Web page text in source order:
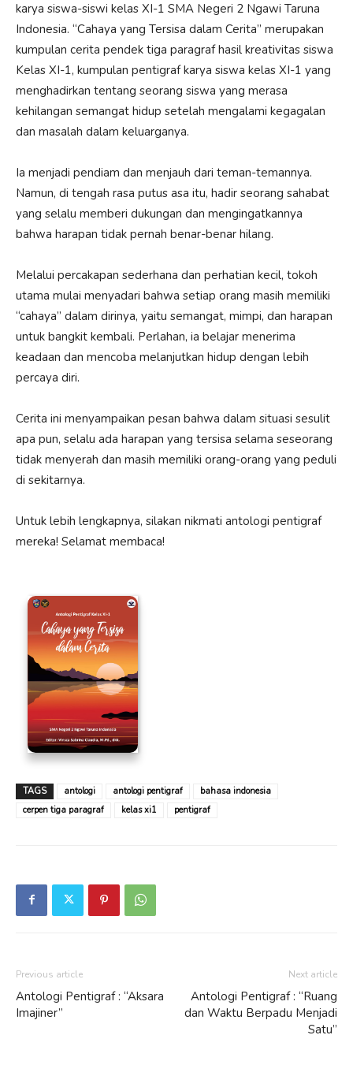
karya siswa-siswi kelas XI-1 SMA Negeri 2 Ngawi Taruna
Indonesia. “Cahaya yang Tersisa dalam Cerita” merupakan
kumpulan cerita pendek tiga paragraf hasil kreativitas siswa
Kelas XI-1, kumpulan pentigraf karya siswa kelas XI-1 yang
menghadirkan tentang seorang siswa yang merasa
kehilangan semangat hidup setelah mengalami kegagalan
dan masalah dalam keluarganya.
Ia menjadi pendiam dan menjauh dari teman-temannya.
Namun, di tengah rasa putus asa itu, hadir seorang sahabat
yang selalu memberi dukungan dan mengingatkannya
bahwa harapan tidak pernah benar-benar hilang.
Melalui percakapan sederhana dan perhatian kecil, tokoh
utama mulai menyadari bahwa setiap orang masih memiliki
“cahaya” dalam dirinya, yaitu semangat, mimpi, dan harapan
untuk bangkit kembali. Perlahan, ia belajar menerima
keadaan dan mencoba melanjutkan hidup dengan lebih
percaya diri.
Cerita ini menyampaikan pesan bahwa dalam situasi sesulit
apa pun, selalu ada harapan yang tersisa selama seseorang
tidak menyerah dan masih memiliki orang-orang yang peduli
di sekitarnya.
Untuk lebih lengkapnya, silakan nikmati antologi pentigraf
mereka! Selamat membaca!
TAGS antologi antologi pentigraf
bahasa indonesia
cerpen tiga paragraf
kelas xi1 pentigraf
Previous article
Antologi Pentigraf : “Aksara
Imajiner”
Next article
Antologi Pentigraf : “Ruang
dan Waktu Berpadu Menjadi
Satu”